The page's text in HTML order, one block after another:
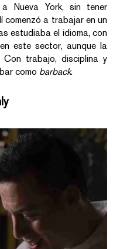
Nueva York, sin tener
comenzó a trabajar en un
estudiaba el idioma, con
este sector, aunque la
trabajo, disciplina y
como barback.